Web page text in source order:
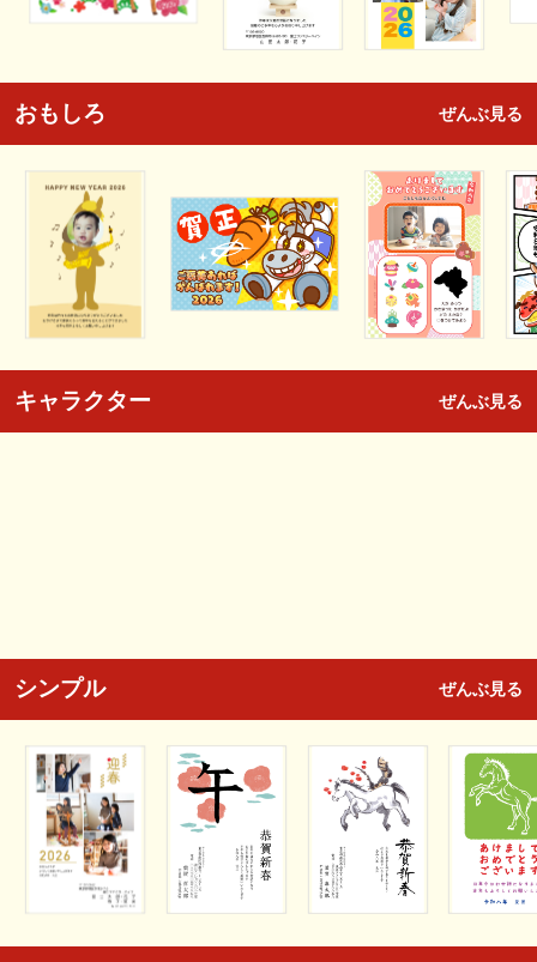
おもしろ ぜんぶ見る
キャラクター ぜんぶ見る
シンプル ぜんぶ見る